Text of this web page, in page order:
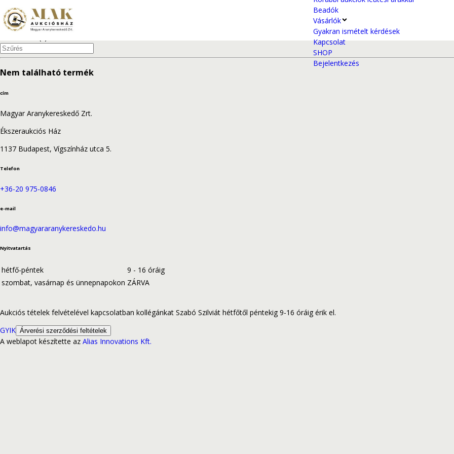
Beadók
Vásárlók
Gyakran ismételt kérdések
Kapcsolat
SHOP
Bejelentkezés
1
Nem található termék
cím
Magyar Aranykereskedő Zrt.
Ékszeraukciós Ház
1137 Budapest, Vígszínház utca 5.
Telefon
+36-20 975-0846
e-mail
info@magyararanykereskedo.hu
Nyitvatartás
hétfő-péntek
9 - 16 óráig
szombat, vasárnap és ünnepnapokon ZÁRVA
Aukciós tételek felvételével kapcsolatban kollégánkat Szabó Szilviát hétfőtől péntekig 9-16 óráig érik el.
GYIK Árverési szerződési feltételek
A weblapot készítette az Alias Innovations Kft.